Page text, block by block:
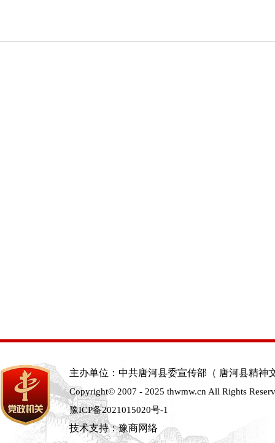
主办单位：中共唐河县委宣传部（ 唐河县精神
Copyright© 2007 - 2025 thwmw.cn All Rights
豫ICP备2021015020号-1
技术支持：豫商网络